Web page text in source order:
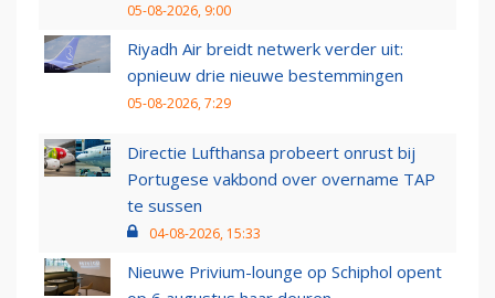
05-08-2026, 9:00
Riyadh Air breidt netwerk verder uit:
opnieuw drie nieuwe bestemmingen
05-08-2026, 7:29
Directie Lufthansa probeert onrust bij
Portugese vakbond over overname TAP
te sussen
04-08-2026, 15:33
Nieuwe Privium-lounge op Schiphol opent